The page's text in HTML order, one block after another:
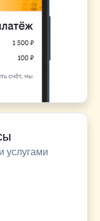
услугами